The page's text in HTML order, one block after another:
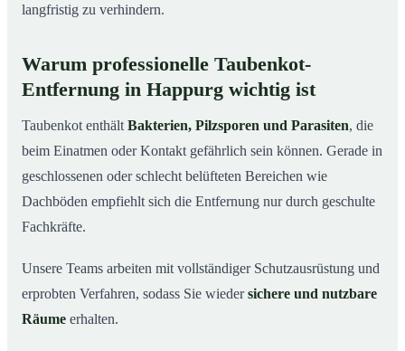
langfristig zu verhindern.
Warum professionelle Taubenkot-
Entfernung in Happurg wichtig ist
Taubenkot enthält Bakterien, Pilzsporen und Parasiten, die
beim Einatmen oder Kontakt gefährlich sein können. Gerade in
geschlossenen oder schlecht belüfteten Bereichen wie
Dachböden empfiehlt sich die Entfernung nur durch geschulte
Fachkräfte.
Unsere Teams arbeiten mit vollständiger Schutzausrüstung und
erprobten Verfahren, sodass Sie wiedersichere und nutzbare
Räume erhalten.